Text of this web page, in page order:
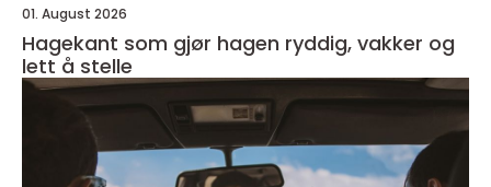
01. August 2026
Hagekant som gjør hagen ryddig, vakker og
lett å stelle